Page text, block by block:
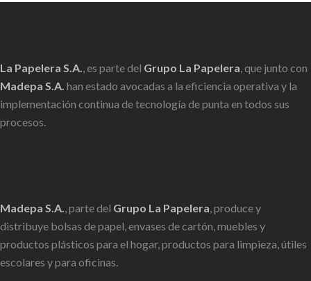
La Papelera S.A., es parte del Grupo La Papelera, que junto con
Madepa S.A. han estado avocadas a la eficiencia operativa y la
implementación continua de tecnología de punta en todos sus
procesos.
Madepa S.A., parte del Grupo La Papelera, produce y
distribuye bolsas de papel, envases de cartón, muebles y
productos plásticos para el hogar, productos para limpieza, útiles
escolares y para oficinas.